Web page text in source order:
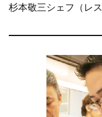
杉本敬三シェフ（レ